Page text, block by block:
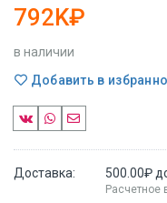
792K₽
в наличии
Добавить в
Доставка: 500.00₽
Расчетное